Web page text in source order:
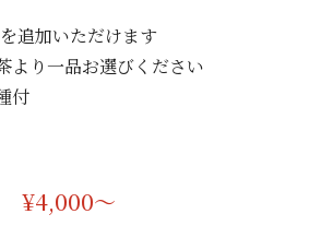
追加いただけます
一品お選びください
付
¥4,000〜